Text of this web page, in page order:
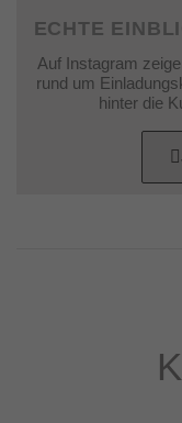
ECHTE
Auf Instagram
rund um
hinter die